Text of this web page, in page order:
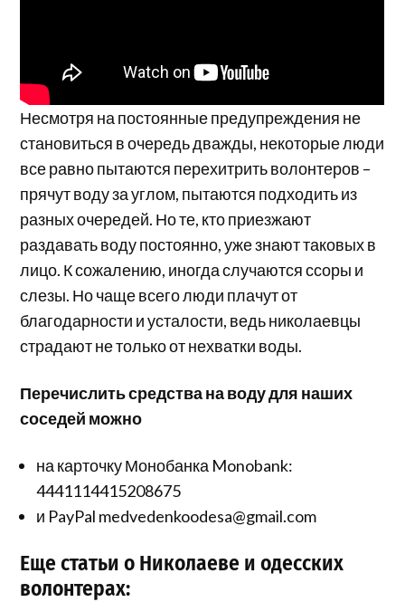
Несмотря на постоянные предупреждения не
становиться в очередь дважды, некоторые люди
все равно пытаются перехитрить волонтеров –
прячут воду за углом, пытаются подходить из
разных очередей. Но те, кто приезжают
раздавать воду постоянно, уже знают таковых в
лицо. К сожалению, иногда случаются ссоры и
слезы. Но чаще всего люди плачут от
благодарности и усталости, ведь николаевцы
страдают не только от нехватки воды.
Перечислить средства на воду для наших
соседей можно
на карточку Монобанка Monobank:
4441114415208675
и PayPal medvedenkoodesa@gmail.com
Еще статьи о Николаеве и одесских
волонтерах: